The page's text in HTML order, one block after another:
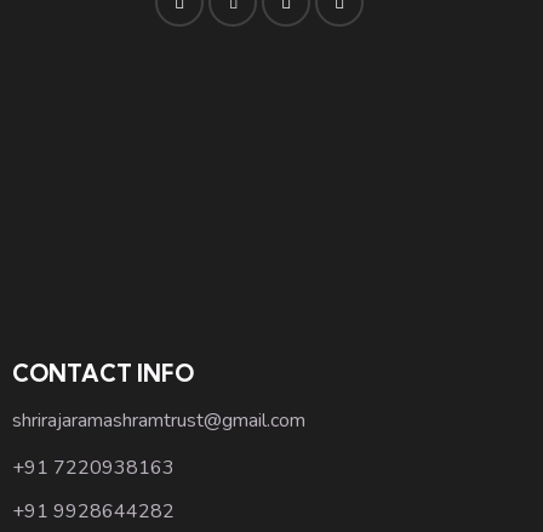
CONTACT INFO
shrirajaramashramtrust@gmail.com
+91 7220938163
+91 9928644282